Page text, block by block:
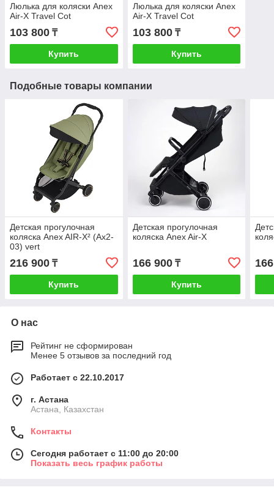
Люлька для коляски Anex
Air-X Travel Cot
103 800 ₸
Купить
Люлька для коляски Anex
Air-X Travel Cot
103 800₸
Купить
Подобные товары компании
Детская прогулочная
коляска Anex AIR-X² (Ax2-
03) vert
216 900 ₸
Купить
Детская прогулочная
коляска Anex Air-X
166 900₸
Купить
О нас
Рейтинг не сформирован
Менее 5 отзывов за последний год
Работает с 22.10.2017
г. Астана
Астана, Казахстан
Контакты
Сегодня работает с 11:00 до 20:00
Показать весь график работы